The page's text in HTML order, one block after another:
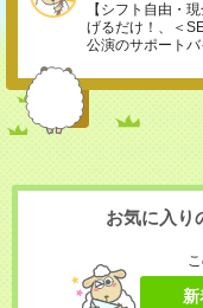
【シフト自由・
げるだけ！、＜
公演のサポート
お気に入り